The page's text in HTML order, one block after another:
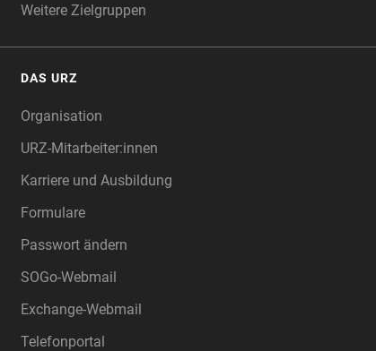
Weitere Zielgruppen
DAS URZ
Organisation
URZ-Mitarbeiter:innen
Karriere und Ausbildung
Formulare
Passwort ändern
SOGo-Webmail
Exchange-Webmail
Telefonportal